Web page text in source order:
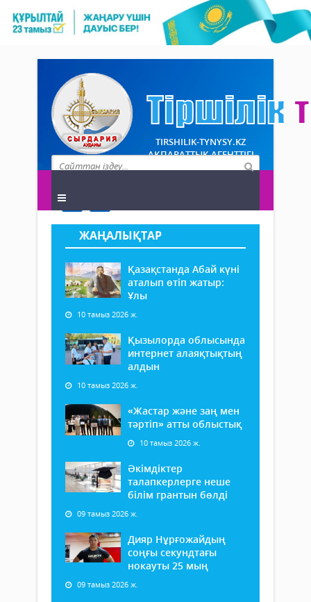
TIRSHILIK-TYNYSY.KZ
АҚПАРАТТЫҚ АГЕНТТІГІ
ЖАҢАЛЫҚТАР
Қазақстанда Абай күні
аталып өтіп жатыр:
Ұлы
10 тамыз 2026 ж.
Қызылорда облысында
интернет алаяқтықтың
алдын
10 тамыз 2026 ж.
«Жастар және заң мен
тәртіп» атты облыстық
10 тамыз 2026 ж.
Әкімдіктер
талапкерлерге неше
білім грантын бөлді
09 тамыз 2026 ж.
Дияр Нұрғожайдың
соңғы секундтағы
нокауты 25 мың
09 тамыз 2026 ж.